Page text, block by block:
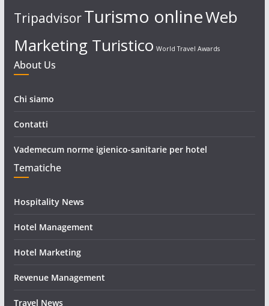
TripadvisorTurismo onlineWeb
Marketing Turistico World Travel Awards
About Us
Chi siamo
Contatti
Vademecum norme igienico-sanitarie per hotel
Tematiche
Hospitality News
Hotel Management
Hotel Marketing
Revenue Management
Travel News